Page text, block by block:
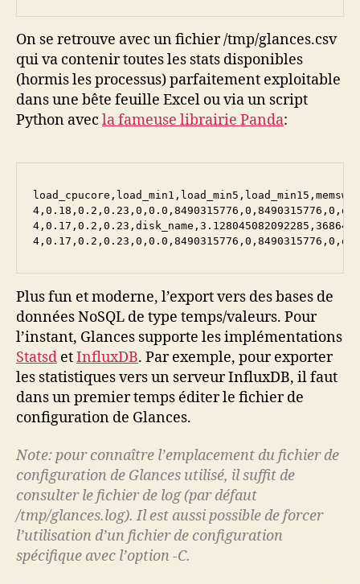
On se retrouve avec un fichier /tmp/glances.csv
qui va contenir toutes les stats disponibles
(hormis les processus) parfaitement exploitable
dans une bête feuille Excel ou via un script
Python avec la fameuse librairie Panda:
Plus fun et moderne, l’export vers des bases de
données NoSQL de type temps/valeurs. Pour
l’instant, Glances supporte les implémentations
Statsd etInfluxDB. Par exemple, pour exporter
les statistiques vers un serveur InfluxDB, il faut
dans un premier temps éditer le fichier de
configuration de Glances.
Note: pour connaître l’emplacement du fichier de
configuration de Glances utilisé, il suffit de
consulter le fichier de log (par défaut
/tmp/glances.log). Il est aussi possible de forcer
l’utilisation d’un fichier de configuration
spécifique avec l’option -C.